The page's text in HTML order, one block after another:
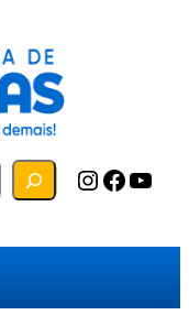
Instagram Facebook YouTube